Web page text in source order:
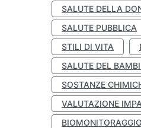
SALUTE DELLA
SALUTE PUBBLICA
STILI DI VITA
SALUTE DEL
SOSTANZE
VALUTAZIONE
BIOMONITORAGGIO